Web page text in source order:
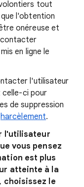
tout
l'obtention
onéreuse et
contacter
en ligne le
l'utilisateur
celle-ci pour
de suppression
harcèlement.
l'utilisateur
vous pensez
est plus
atteinte à la
choisissez le